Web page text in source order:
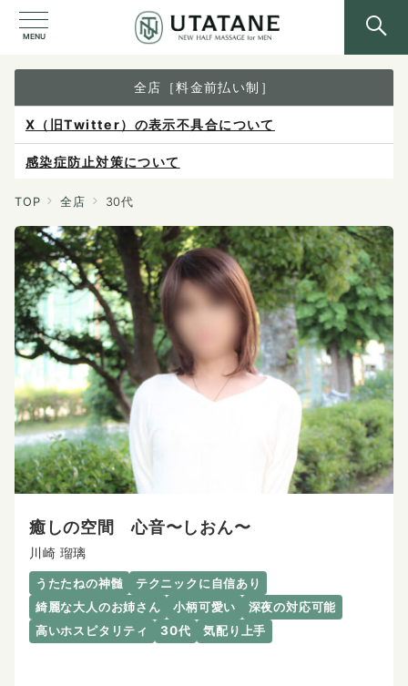
MENU
全店［料金前払い制］
X（旧Twitter）の表示不具合について
感染症防止対策について
ご予約は各店へ直接お問い合わせください。
料金は当日施術前にお支払いください。
TOP 全店 30代
癒しの空間 心音〜しおん〜
川崎 瑠璃
うたたねの神髄
テクニックに自信あり
綺麗な大人のお姉さん
小柄可愛い
深夜の対応可能
高いホスピタリティ
30代 気配り上手